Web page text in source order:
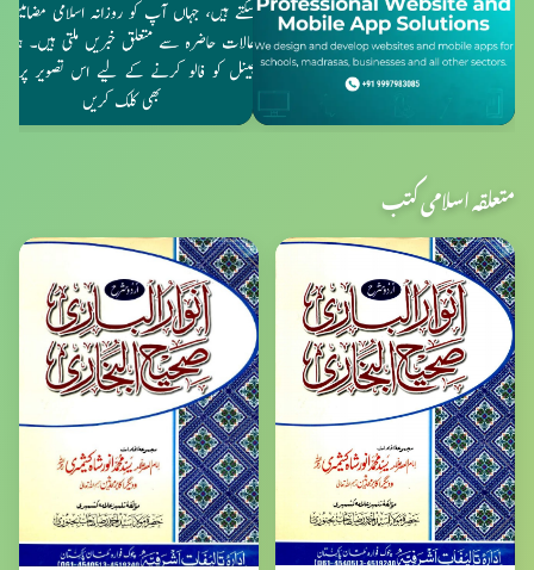
متعلقہ اسلامی کتب